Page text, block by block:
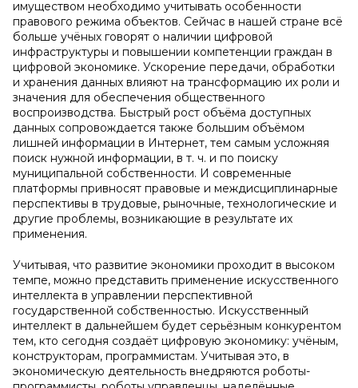
имуществом необходимо учитывать особенности
правового режима объектов. Сейчас в нашей стране всё
больше учёных говорят о наличии цифровой
инфраструктуры и повышении компетенции граждан в
цифровой экономике. Ускорение передачи, обработки
и хранения данных влияют на трансформацию их роли и
значения для обеспечения общественного
воспроизводства. Быстрый рост объёма доступных
данных сопровождается также большим объёмом
лишней информации в Интернет, тем самым усложняя
поиск нужной информации, в т. ч. и по поиску
муниципальной собственности. И современные
платформы привносят правовые и междисциплинарные
перспективы в трудовые, рыночные, технологические и
другие проблемы, возникающие в результате их
применения.
Учитывая, что развитие экономики проходит в высоком
темпе, можно представить применение искусственного
интеллекта в управлении перспективной
государственной собственностью. Искусственный
интеллект в дальнейшем будет серьёзным конкурентом
тем, кто сегодня создаёт цифровую экономику: учёным,
конструкторам, программистам. Учитывая это, в
экономическую деятельность внедряются роботы-